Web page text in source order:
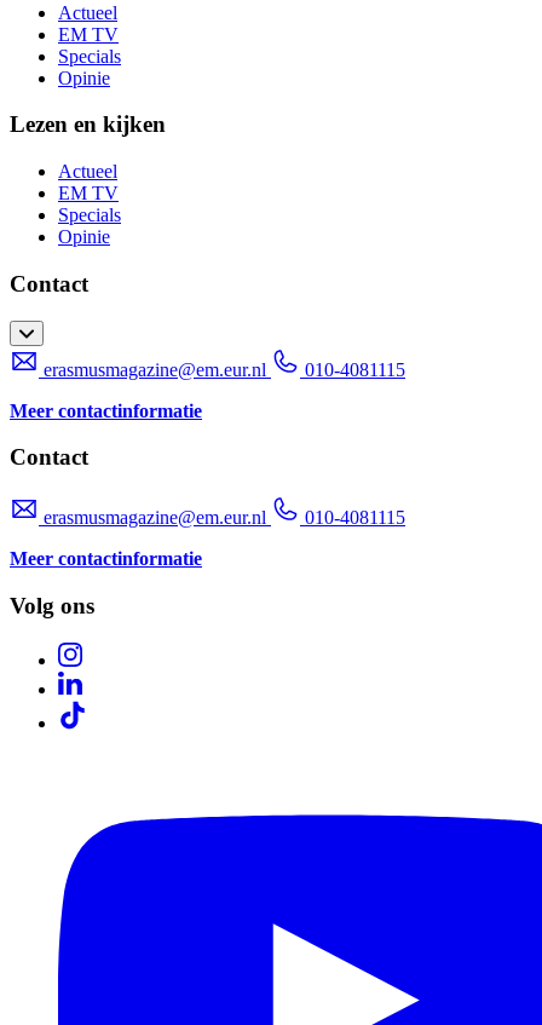
Actueel
EM TV
Specials
Opinie
Lezen en kijken
Actueel
EM TV
Specials
Opinie
Contact
erasmusmagazine@em.eur.nl
010-4081115
Meer contactinformatie
Contact
erasmusmagazine@em.eur.nl
010-4081115
Meer contactinformatie
Volg ons